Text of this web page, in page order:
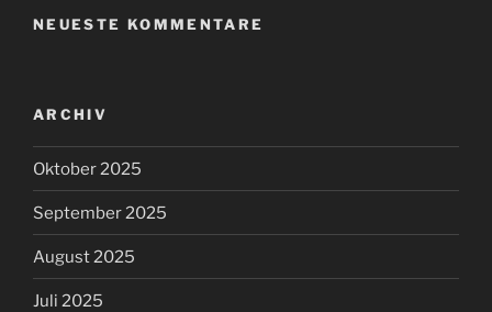
NEUESTE KOMMENTARE
ARCHIV
Oktober 2025
September 2025
August 2025
Juli 2025